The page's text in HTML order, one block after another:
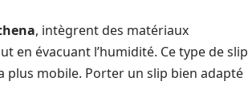
, intègrent des matériaux
en évacuant l’humidité. Ce type de slip
plus mobile. Porter un slip bien adapté